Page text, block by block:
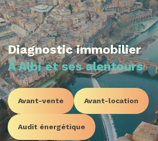
Diagnostic immobilier
À Albi et ses alentours
Avant-vente Avant-location
Audit énergétique